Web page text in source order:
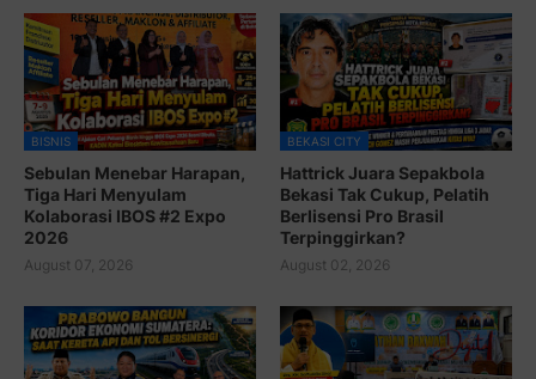
BISNIS
Sebulan Menebar Harapan,
Tiga Hari Menyulam
Kolaborasi IBOS #2 Expo
2026
August 07, 2026
BEKASI CITY
Hattrick Juara Sepakbola
Bekasi Tak Cukup, Pelatih
Berlisensi Pro Brasil
Terpinggirkan?
August 02, 2026